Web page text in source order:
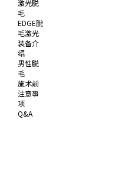
激光脱
毛
EDGE脫
毛激光
装备介
绍
男性脱
毛
施术前
注意事
项
Q&A